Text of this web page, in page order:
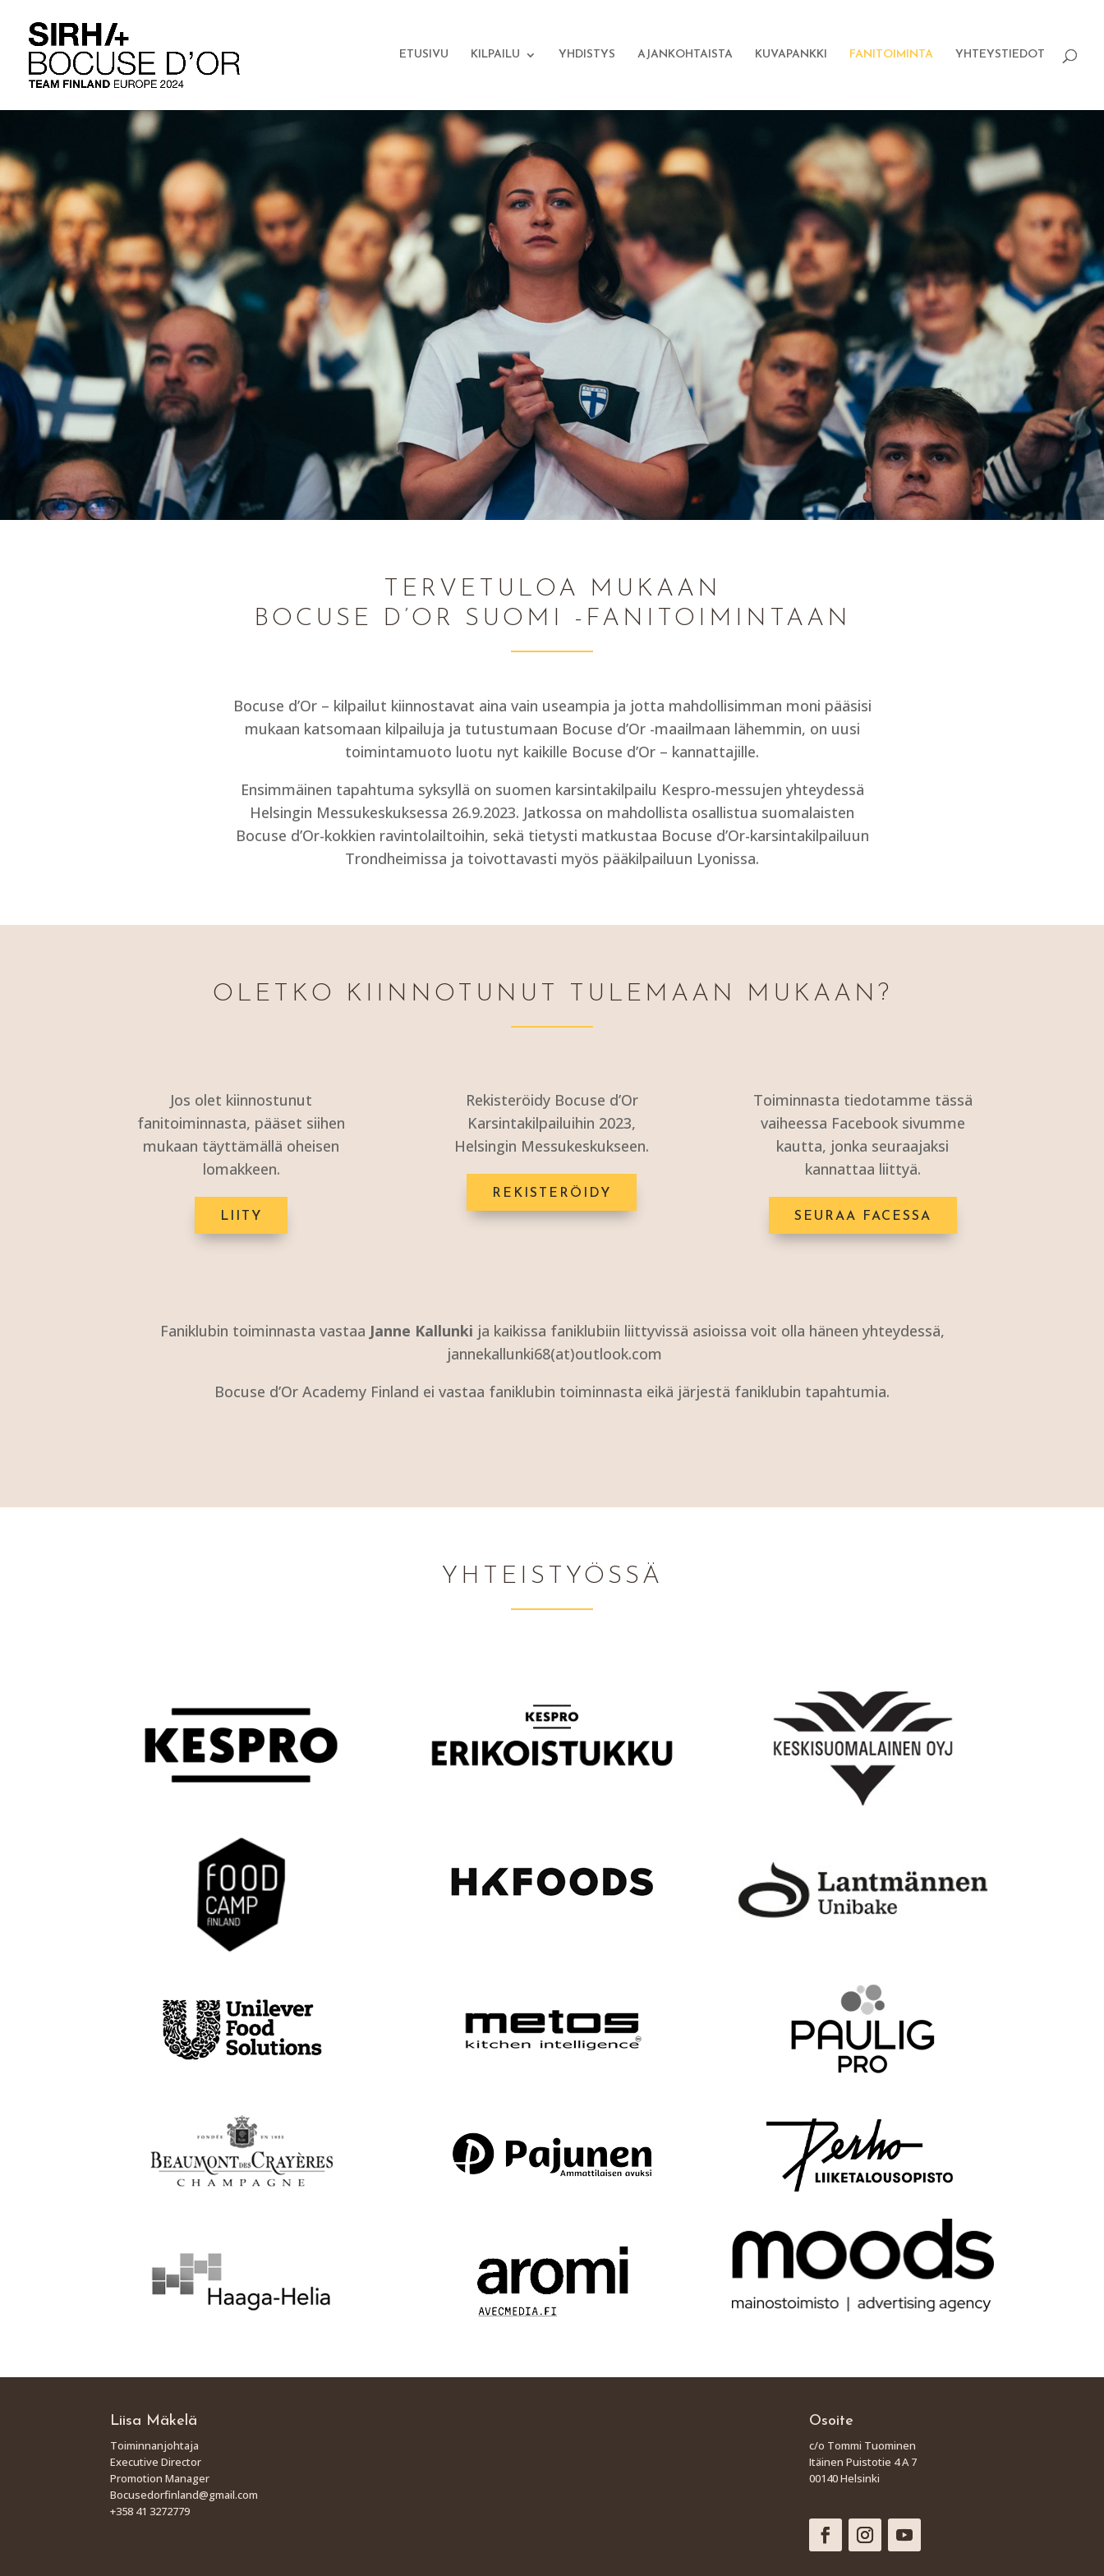
ETUSIVU KILPAILU YHDISTYS AJANKOHTAISTA KUVAPANKKI FANITOIMINTA YHTEYSTIEDOT
TERVETULOA MUKAAN
BOCUSE D’OR SUOMI -FANITOIMINTAAN
Bocuse d’Or – kilpailut kiinnostavat aina vain useampia ja jotta mahdollisimman moni pääsisi
mukaan katsomaan kilpailuja ja tutustumaan Bocuse d’Or -maailmaan lähemmin, on uusi
toimintamuoto luotu nyt kaikille Bocuse d’Or – kannattajille.
Ensimmäinen tapahtuma syksyllä on suomen karsintakilpailu Kespro-messujen yhteydessä
Helsingin Messukeskuksessa 26.9.2023. Jatkossa on mahdollista osallistua suomalaisten
Bocuse d’Or-kokkien ravintolailtoihin, sekä tietysti matkustaa Bocuse d’Or-karsintakilpailuun
Trondheimissa ja toivottavasti myös pääkilpailuun Lyonissa.
OLETKO KIINNOTUNUT TULEMAAN MUKAAN?
Jos olet kiinnostunut
fanitoiminnasta, pääset siihen
mukaan täyttämällä oheisen
lomakkeen.
LIITY
Rekisteröidy Bocuse d’Or
Karsintakilpailuihin 2023,
Helsingin Messukeskukseen.
REKISTERÖIDY
Toiminnasta tiedotamme tässä
vaiheessa Facebook sivumme
kautta, jonka seuraajaksi
kannattaa liittyä.
SEURAA FACESSA
Faniklubin toiminnasta vastaa Janne Kallunki ja kaikissa faniklubiin liittyvissä asioissa voit olla häneen yhteydessä,
jannekallunki68(at)outlook.com
Bocuse d’Or Academy Finland ei vastaa faniklubin toiminnasta eikä järjestä faniklubin tapahtumia.
YHTEISTYÖSSÄ
Liisa Mäkelä
Toiminnanjohtaja
Executive Director
Promotion Manager
Bocusedorfinland@gmail.com
+358 41 3272779
Osoite
c/o Tommi Tuominen
Itäinen Puistotie 4 A 7
00140 Helsinki